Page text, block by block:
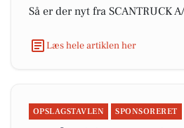
Så er der nyt fra SCANTRUCK
Læs hele artiklen her
OPSLAGSTAVLEN SPONSORERET